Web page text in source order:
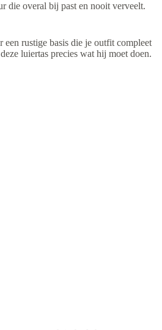
die overal bij past en nooit verveelt.
een rustige basis die je outfit compleet
luiertas precies wat hij moet doen.